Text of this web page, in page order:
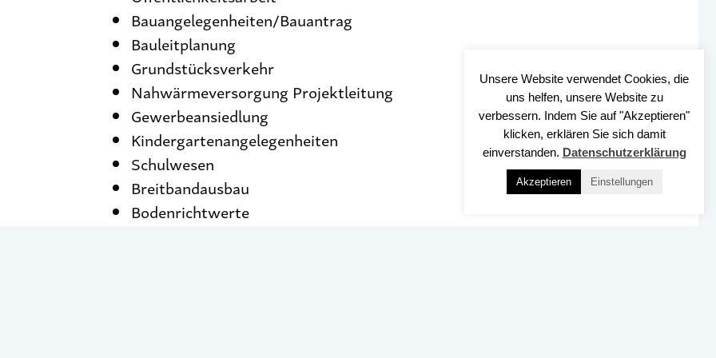
Bauangelegenheiten/Bauantrag
Bauleitplanung
Grundstücksverkehr
Nahwärmeversorgung Projektleitung
Gewerbeansiedlung
Kindergartenangelegenheiten
Schulwesen
Breitbandausbau
Bodenrichtwerte
Unsere Website verwendet Cookies, die
uns helfen, unsere Website zu
verbessern. Indem Sie auf "Akzeptieren"
klicken, erklären Sie sich damit
einverstanden. Datenschutzerklärung
Akzeptieren Einstellungen